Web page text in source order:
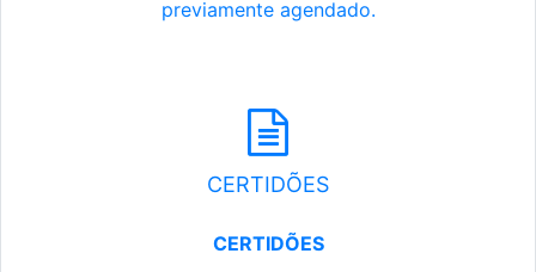
previamente agendado.
CERTIDÕES
CERTIDÕES